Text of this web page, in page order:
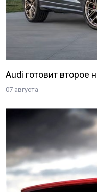
Audi готовит второе
07 августа